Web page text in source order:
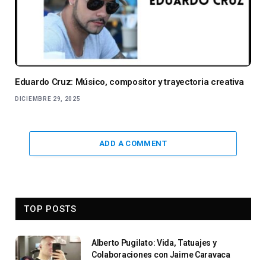
Eduardo Cruz: Músico, compositor y trayectoria creativa
DICIEMBRE 29, 2025
ADD A COMMENT
TOP POSTS
Alberto Pugilato: Vida, Tatuajes y
Colaboraciones con Jaime Caravaca